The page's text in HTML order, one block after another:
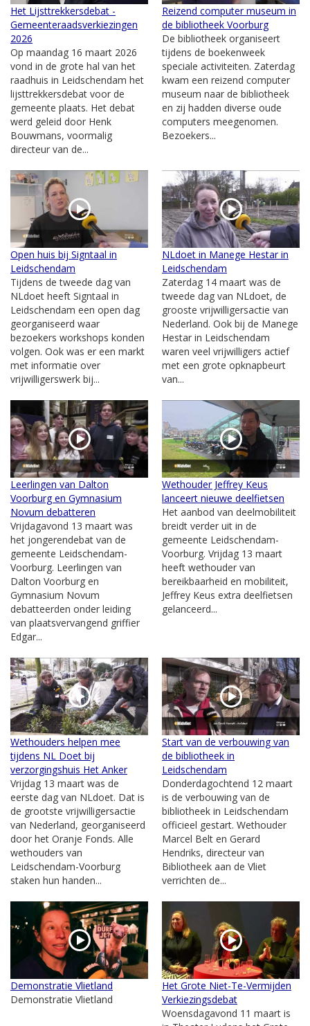
Het Lijsttrekkersdebat -
Gemeenteraadsverkiezingen
2026
Op maandag 16 maart 2026
vond in de grote hal van het
raadhuis in Leidschendam het
lijsttrekkersdebat voor de
gemeente plaats. Het debat
werd geleid door Henk
Bouwmans, voormalig
directeur van de...
Reizend computer museum in
de bibliotheek Voorburg
De bibliotheek organiseert
tijdens de boekenweek
speciale activiteiten. Zaterdag
kwam een reizend computer
museum naar de bibliotheek
en zij hadden diverse oude
computers meegenomen.
Bezoekers...
Open huis bij Signtaal in
Leidschendam
Tijdens de tweede dag van
NLdoet heeft Signtaal in
Leidschendam een open dag
georganiseerd waar
bezoekers workshops konden
volgen. Ook was er een markt
met informatie over
vrijwilligerswerk bij...
NLdoet in Manege Hestar in
Leidschendam
Zaterdag 14 maart was de
tweede dag van NLdoet, de
grooste vrijwilligersactie van
Nederland. Ook bij de Manege
Hestar in Leidschendam
waren veel vrijwilligers actief
met een grote opknapbeurt
van...
Leerlingen van Dalton
Voorburg en Gymnasium
Novum debatteren
Vrijdagavond 13 maart was
het jongerendebat van de
gemeente Leidschendam-
Voorburg. Leerlingen van
Dalton Voorburg en
Gymnasium Novum
debatteerden onder leiding
van plaatsvervangend griffier
Edgar...
Wethouder Jeffrey Keus
lanceert nieuwe deelfietsen
Het aanbod van deelmobiliteit
breidt verder uit in de
gemeente Leidschendam-
Voorburg. Vrijdag 13 maart
heeft wethouder van
bereikbaarheid en mobiliteit,
Jeffrey Keus extra deelfietsen
gelanceerd...
Wethouders helpen mee
tijdens NL Doet bij
verzorgingshuis Het Anker
Vrijdag 13 maart was de
eerste dag van NLdoet. Dat is
de grootste vrijwilligersactie
van Nederland, georganiseerd
door het Oranje Fonds. Alle
wethouders van
Leidschendam-Voorburg
staken hun handen...
Start van de verbouwing van
de bibliotheek in
Leidschendam
Donderdagochtend 12 maart
is de verbouwing van de
bibliotheek in Leidschendam
officieel gestart. Wethouder
Marcel Belt en Gerard
Hendriks, directeur van
Bibliotheek aan de Vliet
verrichten de...
Demonstratie Vlietland
Demonstratie Vlietland
Het Grote Niet-Te-Vermijden
Verkiezingsdebat
Woensdagavond 11 maart is